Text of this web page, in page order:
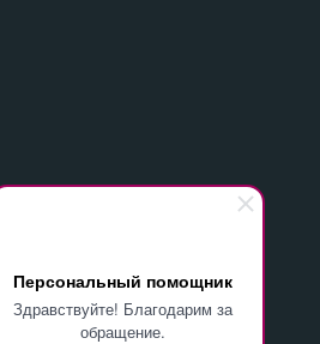
Персональный помощник
Здравствуйте! Благодарим за
обращение.